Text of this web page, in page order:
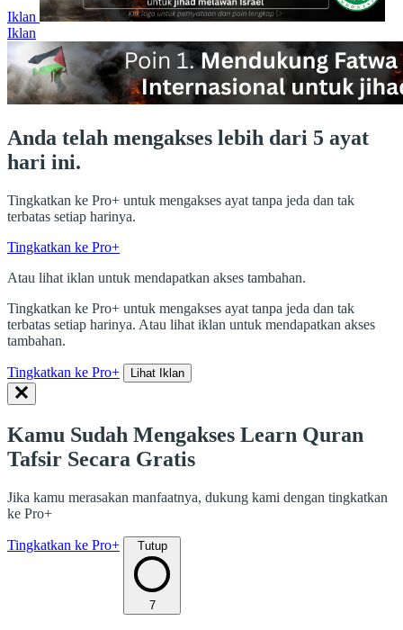
Iklan
Iklan
Anda telah mengakses lebih dari 5 ayat
hari ini.
Tingkatkan ke Pro+ untuk mengakses ayat tanpa jeda dan tak
terbatas setiap harinya.
Tingkatkan ke Pro+
Atau lihat iklan untuk mendapatkan akses tambahan.
Tingkatkan ke Pro+ untuk mengakses ayat tanpa jeda dan tak
terbatas setiap harinya. Atau lihat iklan untuk mendapatkan akses
tambahan.
Tingkatkan ke Pro+ Lihat Iklan
Kamu Sudah Mengakses Learn Quran
Tafsir Secara Gratis
Jika kamu merasakan manfaatnya, dukung kami dengan tingkatkan
ke Pro+
Tingkatkan ke Pro+ Tutup
7